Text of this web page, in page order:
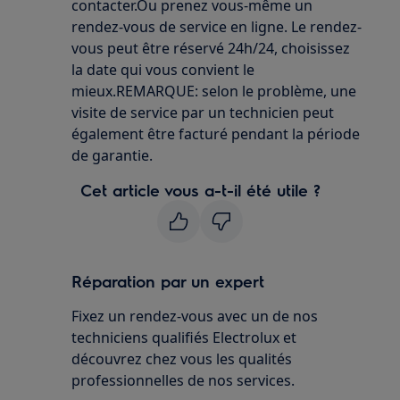
contacter.Ou prenez vous-même un
rendez-vous de service en ligne. Le rendez-
vous peut être réservé 24h/24, choisissez
la date qui vous convient le
mieux.REMARQUE: selon le problème, une
visite de service par un technicien peut
également être facturé pendant la période
de garantie.
Cet article vous a-t-il été utile ?
Réparation par un expert
Fixez un rendez-vous avec un de nos
techniciens qualifiés Electrolux et
découvrez chez vous les qualités
professionnelles de nos services.